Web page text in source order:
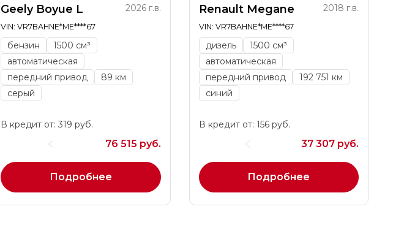
Geely Boyue L 2026 г.в.
VIN: VR7BAHNE*ME****67
бензин
1500 см³
автоматическая
передний привод
89 км
серый
В кредит от: 319 руб.
76 515 руб.
Подробнее
Renault Megane 2018 г.в.
VIN: VR7BAHNE*ME****67
дизель
1500 см³
автоматическая
передний привод
192 751 км
синий
В кредит от: 156 руб.
37 307 руб.
Подробнее